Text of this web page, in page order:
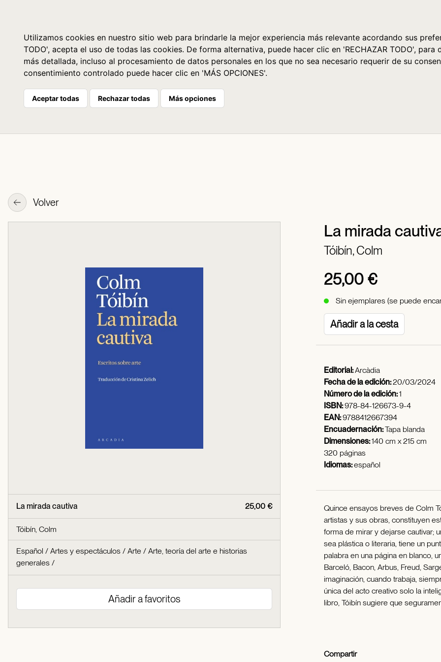
Utilizamos cookies en nuestro sitio web para brindarle la mejor experiencia más relevante acordando sus
TODO', acepta el uso de todas las cookies. De forma alternativa, puede hacer clic en 'RECHAZAR TODO',
más detallada, incluso al procesamiento de datos personales en los que no sea necesario requerir de su
consentimiento controlado puede hacer clic en 'MÁS OPCIONES'.
Aceptar todas Rechazar todas Más opciones
Volver
La mirada
Tóibín, Colm
25,00 €
Sin ejemplares (se puede
Añadir a la cesta
25,00 €
La mirada cautiva
Tóibín, Colm
Español / Artes y espectáculos / Arte / Arte, teoría del arte e historias
generales /
Añadir a favoritos
Editorial:Arcàdia
Fecha de la edición:20/03/2024
Número de la edición:1
ISBN:978-84-126673-9-4
EAN:9788412667394
Encuadernación:Tapa blanda
Dimensiones:140 cm x 215 cm
320 páginas
Idiomas:español
Quince ensayos breves de Colm
artistas y sus obras, constituyen
forma de mirar y dejarse cautivar;
sea plástica o literaria, tiene un
palabra en una página en blanco,
Barceló, Bacon, Arbus, Freud,
imaginación, cuando trabaja,
única del acto creativo solo la
libro, Tóibín sugiere que
Compartir